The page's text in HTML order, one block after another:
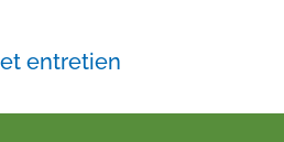
entretien